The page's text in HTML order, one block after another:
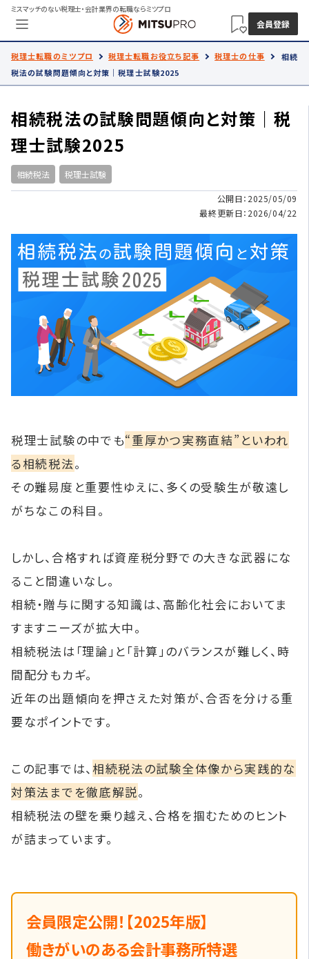
ミスマッチのない税理士・会計業界の転職ならミツプロ
会員登録
税理士転職のミツプロ 税理士転職お役立ち記事 税理士の仕事
相続
税法の試験問題傾向と対策｜税理士試験2025
相続税法の試験問題傾向と対策｜税
理士試験2025
相続税法 税理士試験
公開日：2025/05/09
最終更新日：2026/04/22
税理士試験の中でも“重厚かつ実務直結”といわれ
る相続税法。
その難易度と重要性ゆえに、多くの受験生が敬遠し
がちなこの科目。
しかし、合格すれば資産税分野での大きな武器にな
ること間違いなし。
相続・贈与に関する知識は、高齢化社会においてま
すますニーズが拡大中。
相続税法は「理論」と「計算」のバランスが難しく、時
間配分もカギ。
近年の出題傾向を押さえた対策が、合否を分ける重
要なポイントです。
この記事では、 相続税法の試験全体像から実践的な
対策法までを徹底解説。
相続税法の壁を乗り越え、合格を掴むためのヒント
が詰まっています。
会員限定公開！【2025年版】
働きがいのある会計事務所特選